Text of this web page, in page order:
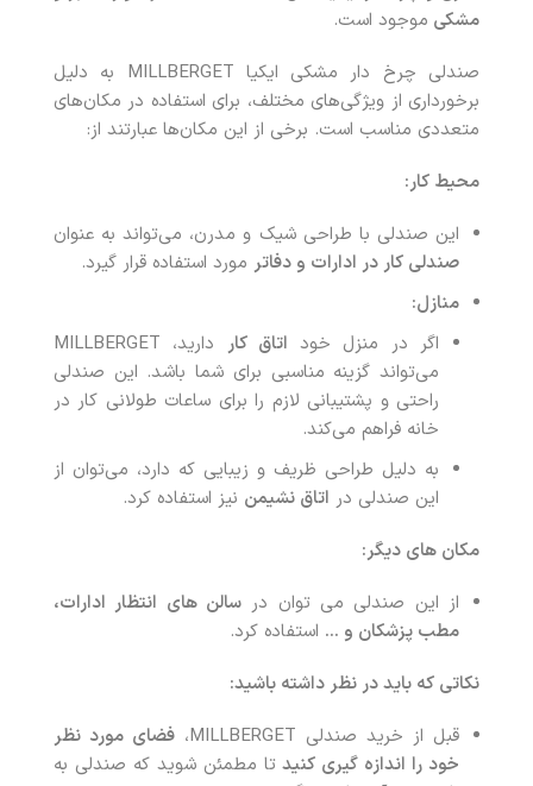
مشکی موجود است.
صندلی چرخ‌ دار مشکی ایکیا MILLBERGET به دلیل
برخورداری از ویژگی‌های مختلف، برای استفاده در مکان‌های
متعددی مناسب است. برخی از این مکان‌ها عبارتند از:
محیط کار:
این صندلی با طراحی شیک و مدرن، می‌تواند به عنوان
صندلی کار در ادارات و دفاتر مورد استفاده قرار گیرد.
منازل:
اگر در منزل خود اتاق کار
دارید، MILLBERGET
می‌تواند گزینه مناسبی برای شما باشد. این صندلی
راحتی و پشتیبانی لازم را برای ساعات طولانی کار در
خانه فراهم می‌کند.
به دلیل طراحی ظریف و زیبایی که دارد، می‌توان از
این صندلی در اتاق نشیمن نیز استفاده کرد.
مکان های دیگر:
از این صندلی می توان در سالن های انتظار ادارات،
مطب پزشکان و … استفاده کرد.
نکاتی که باید در نظر داشته باشید:
قبل از خرید صندلی MILLBERGET،
فضای مورد نظر
خود را اندازه گیری کنیدتا مطمئن شوید که صندلی به